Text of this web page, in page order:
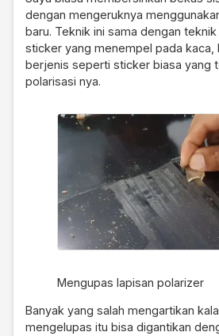
dengan mengeruknya
baru. Teknik ini sama dengan
sticker yang menempel pada kaca,
berjenis seperti sticker biasa yang
polarisasi nya.
Mengupas lapisan polarizer
Banyak yang salah mengartikan
mengelupas itu bisa digantikan